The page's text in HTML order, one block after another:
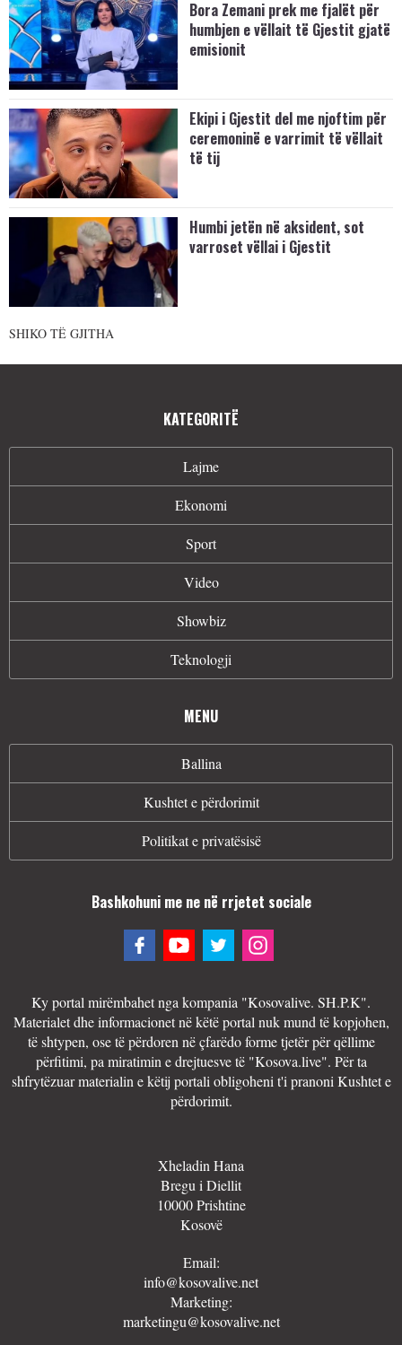
Bora Zemani prek me fjalët për
humbjen e vëllait të Gjestit gjatë
emisionit
Ekipi i Gjestit del me njoftim për
ceremoninë e varrimit të vëllait
të tij
Humbi jetën në aksident, sot
varroset vëllai i Gjestit
SHIKO TË GJITHA
KATEGORITË
Lajme
Ekonomi
Sport
Video
Showbiz
Teknologji
MENU
Ballina
Kushtet e përdorimit
Politikat e privatësisë
Bashkohuni me ne në rrjetet sociale
Ky portal mirëmbahet nga kompania "Kosovalive. SH.P.K".
Materialet dhe informacionet në këtë portal nuk mund të kopjohen,
të shtypen, ose të përdoren në çfarëdo forme tjetër për qëllime
përfitimi, pa miratimin e drejtuesve të "Kosova.live". Për ta
shfrytëzuar materialin e këtij portali obligoheni t'i pranoni Kushtet e
përdorimit.
Xheladin Hana
Bregu i Diellit
10000 Prishtine
Kosovë
Email:
info@kosovalive.net
Marketing:
marketingu@kosovalive.net